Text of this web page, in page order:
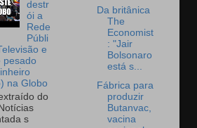
destr
ói a
Rede
Públi
e
pesado
na Globo
do
s
Da britânica
The
Economist
: "Jair
Bolsonaro
está s...
Fábrica para
produzir
Butanvac,
vacina